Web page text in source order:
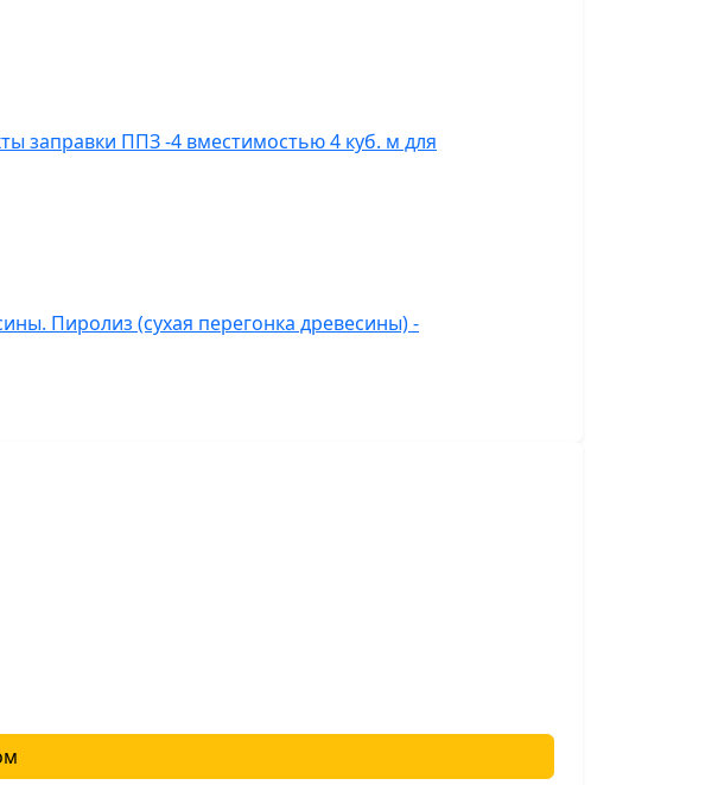
заправки ППЗ -4 вместимостью 4 куб. м для
Пиролиз (сухая перегонка древесины) -